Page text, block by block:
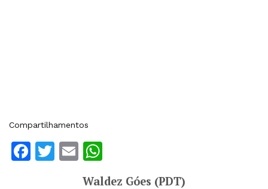
Compartilhamentos
Facebook
Twitter
Email
Waldez Góes (PDT)